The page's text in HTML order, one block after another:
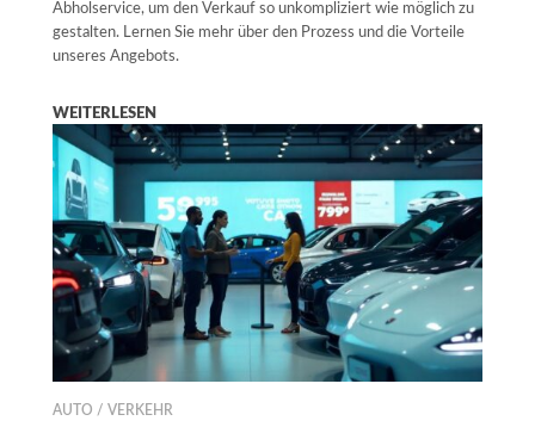
Abholservice, um den Verkauf so unkompliziert wie möglich zu
gestalten. Lernen Sie mehr über den Prozess und die Vorteile
unseres Angebots.
WEITERLESEN
AUTO / VERKEHR